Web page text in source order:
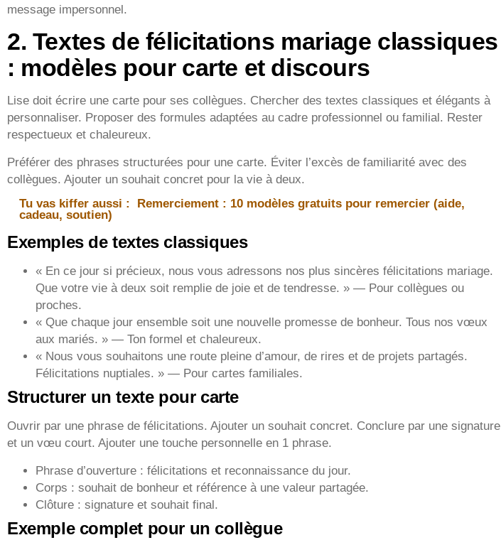
message impersonnel.
2. Textes de félicitations mariage classiques
: modèles pour carte et discours
Lise doit écrire une carte pour ses collègues. Chercher des textes classiques et élégants à
personnaliser. Proposer des formules adaptées au cadre professionnel ou familial. Rester
respectueux et chaleureux.
Préférer des phrases structurées pour une carte. Éviter l’excès de familiarité avec des
collègues. Ajouter un souhait concret pour la vie à deux.
Tu vas kiffer aussi :
Remerciement : 10 modèles gratuits pour remercier (aide,
cadeau, soutien)
Exemples de textes classiques
« En ce jour si précieux, nous vous adressons nos plus sincères félicitations mariage.
Que votre vie à deux soit remplie de joie et de tendresse. » — Pour collègues ou
proches.
« Que chaque jour ensemble soit une nouvelle promesse de bonheur. Tous nos vœux
aux mariés. » — Ton formel et chaleureux.
« Nous vous souhaitons une route pleine d’amour, de rires et de projets partagés.
Félicitations nuptiales. » — Pour cartes familiales.
Structurer un texte pour carte
Ouvrir par une phrase de félicitations. Ajouter un souhait concret. Conclure par une signature
et un vœu court. Ajouter une touche personnelle en 1 phrase.
Phrase d’ouverture : félicitations et reconnaissance du jour.
Corps : souhait de bonheur et référence à une valeur partagée.
Clôture : signature et souhait final.
Exemple complet pour un collègue